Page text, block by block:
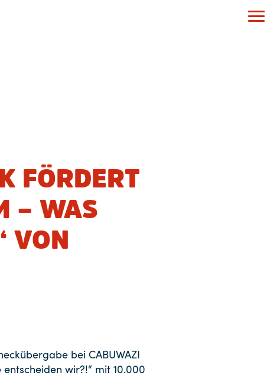
FÖRDERT
– WAS
VON
bei CABUWAZI
wir?!“ mit 10.000